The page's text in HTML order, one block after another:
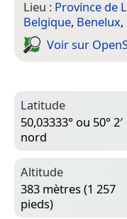
Lieu : Province de
Belgique, Benelux,
Voir sur
Latitude
50,03333° ou 50° 2′
nord
Altitude
383 mètres (1 257
pieds)